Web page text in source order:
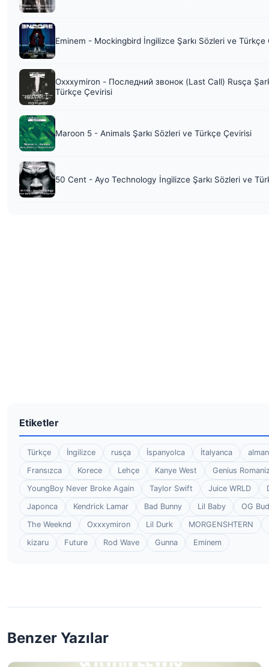
Eminem - Mockingbird İngilizce Şarkı Sözleri ve Türkçe
Oxxxymiron - Последний звонок (Last Call) Rusça
Türkçe Çevirisi
Maroon 5 - Animals Şarkı Sözleri ve Türkçe Çevirisi
50 Cent - Ayo Technology İngilizce Şarkı Sözleri ve
Etiketler
Türkçe İngilizce rusça İspanyolca İtalyanca
Fransızca
Korece Lehçe Kanye West
Genius
YoungBoy Never Broke Again
Taylor Swift Juice WRLD
Japonca
Kendrick Lamar Bad Bunny Lil Baby
OG
The Weeknd
Oxxxymiron Lil Durk
MORGENSHTERN
kizaru
Future Rod Wave Gunna Eminem
Benzer Yazılar